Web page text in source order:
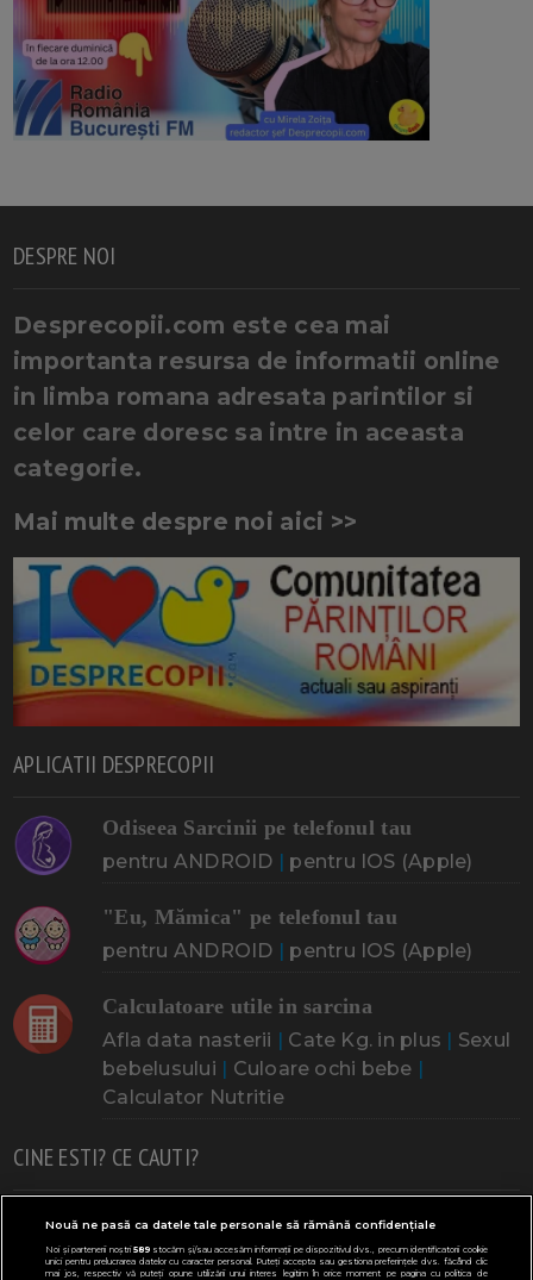
DESPRE NOI
Desprecopii.com este cea mai
importanta resursa de informatii online
in limba romana adresata parintilor si
celor care doresc sa intre in aceasta
categorie.
Mai multe despre noi aici >>
APLICATII DESPRECOPII
Odiseea Sarcinii pe telefonul tau
pentru ANDROID | pentru IOS (Apple)
"Eu, Mămica" pe telefonul tau
pentru ANDROID | pentru IOS (Apple)
Calculatoare utile in sarcina
Afla data nasterii | Cate Kg. in plus | Sexul
bebelusului | Culoare ochi bebe |
Calculator Nutritie
CINE ESTI? CE CAUTI?
Doresc un copil Adoptia Probleme cu sarcina
Urmeaza sa nasc Probleme alaptare Bebe plange
Nouă ne pasă ca datele tale personale să rămână confidențiale
Noi și partenerii noștri589stocăm și/sau accesăm informații pe dispozitivul dvs., precum identificatorii cookie
unici pentru prelucrarea datelor cu caracter personal. Puteți accepta sau gestiona preferințele dvs. făcând clic
mai jos, respectiv vă puteți opune utilizării unui interes legitim în orice moment pe pagina cu politica de